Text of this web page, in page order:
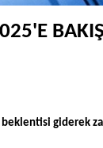
beklentisi giderek